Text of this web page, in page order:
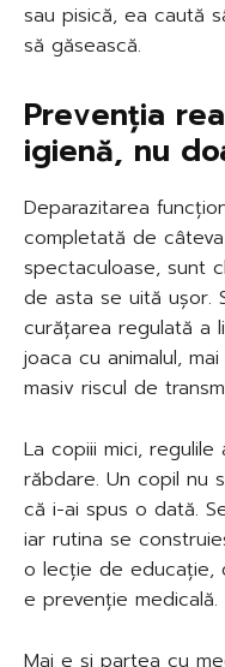
sau pisică, ea caută
să găsească.
Prevenția
igienă, nu
Deparazitarea
completată de
spectaculoase, sunt
de asta se uită ușor.
curățarea regulată a
joaca cu animalul,
masiv riscul de
La copiii mici,
răbdare. Un copil nu
că i-ai spus o dată.
iar rutina se
o lecție de educație,
e prevenție medicală.
Mai e și partea cu